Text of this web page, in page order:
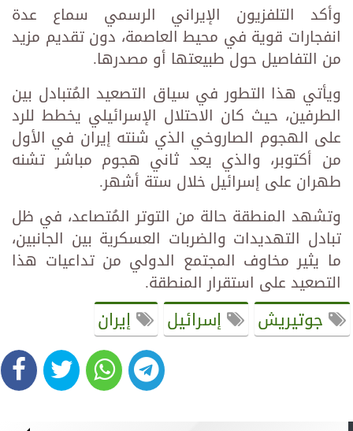
وأكد التلفزيون الإيراني الرسمي سماع عدة
انفجارات قوية في محيط العاصمة، دون تقديم مزيد
من التفاصيل حول طبيعتها أو مصدرها.
ويأتي هذا التطور في سياق التصعيد المُتبادل بين
الطرفين، حيث كان الاحتلال الإسرائيلي يخطط للرد
على الهجوم الصاروخي الذي شنته إيران في الأول
من أكتوبر، والذي يعد ثاني هجوم مباشر تشنه
طهران على إسرائيل خلال ستة أشهر.
وتشهد المنطقة حالة من التوتر المُتصاعد، في ظل
تبادل التهديدات والضربات العسكرية بين الجانبين،
ما يثير مخاوف المجتمع الدولي من تداعيات هذا
التصعيد على استقرار المنطقة.
جوتيريش إسرائيل إيران